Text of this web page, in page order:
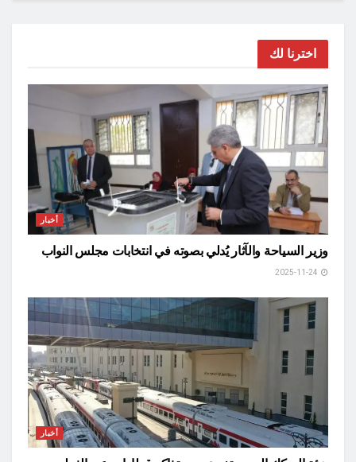
اخترنا لك
أخبار
وزير السياحة والآثار يُدلي بصوته في انتخابات مجلس النواب
أخبار